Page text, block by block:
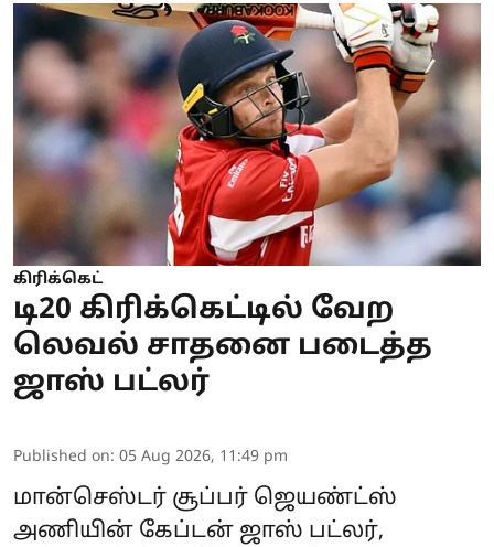
கிரிக்கெட்
டி20 கிரிக்கெட்டில் வேற
லெவல் சாதனை படைத்த
ஜாஸ் பட்லர்
Published on: 05 Aug 2026, 11:49 pm
மான்செஸ்டர் சூப்பர் ஜெயண்ட்ஸ்
அணியின் கேப்டன் ஜாஸ் பட்லர்,